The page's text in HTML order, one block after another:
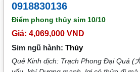
0918830136
Điểm phong thủy sim 10/10
Giá: 4,069,000 VND
Sim ngũ hành:Thủy
Quẻ Kinh dịch: Trạch Phong Đại Quá (